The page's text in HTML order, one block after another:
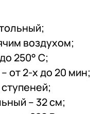
воздухом;
250° С;
от 2-х до 20
– 32 см;